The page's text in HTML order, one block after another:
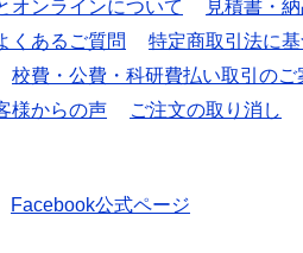
オンラインについて
見積書・
くあるご質問
特定商取引法に
校費・公費・科研費払い取引のご
様からの声 ご注文の取り消し
Facebook公式ページ